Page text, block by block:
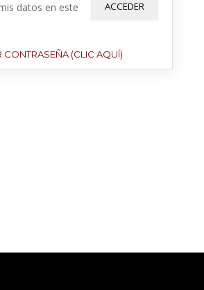
datos en este
CONTRASEÑA (CLIC AQUÍ)